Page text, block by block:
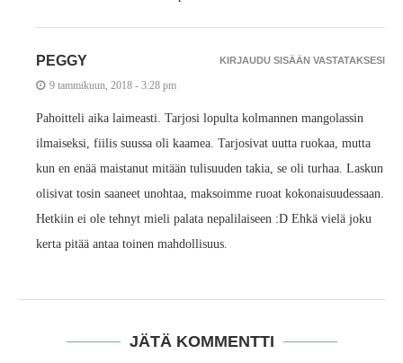
PEGGY
9 tammikuun, 2018 - 3:28 pm
Pahoitteli aika laimeasti. Tarjosi lopulta kolmannen mangolassin
ilmaiseksi, fiilis suussa oli kaamea. Tarjosivat uutta ruokaa, mutta
kun en enää maistanut mitään tulisuuden takia, se oli turhaa. Laskun
olisivat tosin saaneet unohtaa, maksoimme ruoat kokonaisuudessaan.
Hetkiin ei ole tehnyt mieli palata nepalilaiseen :D Ehkä vielä joku
kerta pitää antaa toinen mahdollisuus.
KIRJAUDU SISÄÄN VASTATAKSESI
JÄTÄ KOMMENTTI